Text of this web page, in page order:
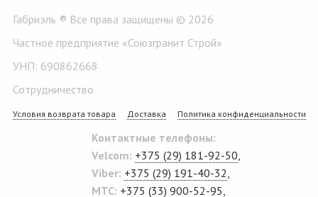
Габриэль ® Все права защищены © 2026
Частное предприятие «Союзгранит Строй»
УНП: 690862668
Сотрудничество
Условия возврата товара Доставка Политика конфиденциальности
Контактные телефоны:
Velcom: +375 (29) 181-92-50
Viber: +375 (29) 191-40-32
MTC: +375 (33) 900-52-95